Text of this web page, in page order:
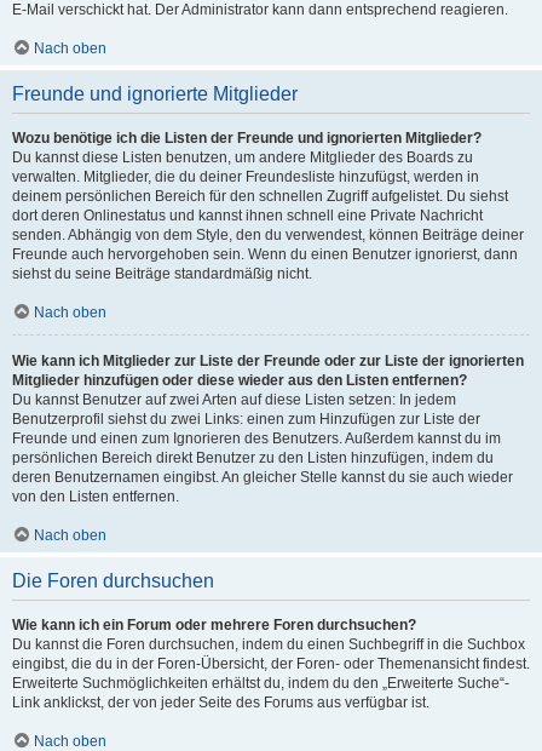
E-Mail verschickt hat. Der Administrator kann dann entsprechend reagieren.
Nach oben
Freunde und ignorierte Mitglieder
Wozu benötige ich die Listen der Freunde und ignorierten Mitglieder?
Du kannst diese Listen benutzen, um andere Mitglieder des Boards zu
verwalten. Mitglieder, die du deiner Freundesliste hinzufügst, werden in
deinem persönlichen Bereich für den schnellen Zugriff aufgelistet. Du siehst
dort deren Onlinestatus und kannst ihnen schnell eine Private Nachricht
senden. Abhängig von dem Style, den du verwendest, können Beiträge deiner
Freunde auch hervorgehoben sein. Wenn du einen Benutzer ignorierst, dann
siehst du seine Beiträge standardmäßig nicht.
Nach oben
Wie kann ich Mitglieder zur Liste der Freunde oder zur Liste der ignorierten
Mitglieder hinzufügen oder diese wieder aus den Listen entfernen?
Du kannst Benutzer auf zwei Arten auf diese Listen setzen: In jedem
Benutzerprofil siehst du zwei Links: einen zum Hinzufügen zur Liste der
Freunde und einen zum Ignorieren des Benutzers. Außerdem kannst du im
persönlichen Bereich direkt Benutzer zu den Listen hinzufügen, indem du
deren Benutzernamen eingibst. An gleicher Stelle kannst du sie auch wieder
von den Listen entfernen.
Nach oben
Die Foren durchsuchen
Wie kann ich ein Forum oder mehrere Foren durchsuchen?
Du kannst die Foren durchsuchen, indem du einen Suchbegriff in die Suchbox
eingibst, die du in der Foren-Übersicht, der Foren- oder Themenansicht findest.
Erweiterte Suchmöglichkeiten erhältst du, indem du den „Erweiterte Suche“-
Link anklickst, der von jeder Seite des Forums aus verfügbar ist.
Nach oben